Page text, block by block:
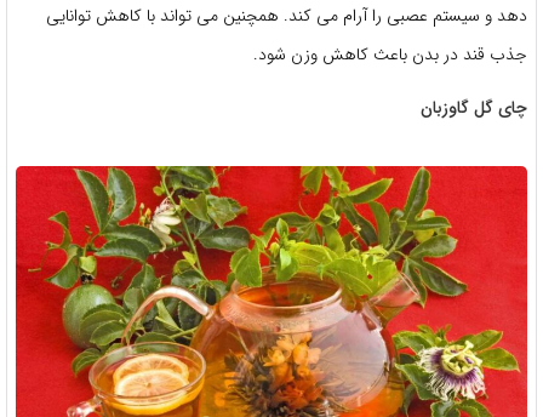
دهد و سیستم عصبی را آرام می کند. همچنین می تواند با کاهش توانایی
جذب قند در بدن باعث کاهش وزن شود.
چای گل گاوزبان